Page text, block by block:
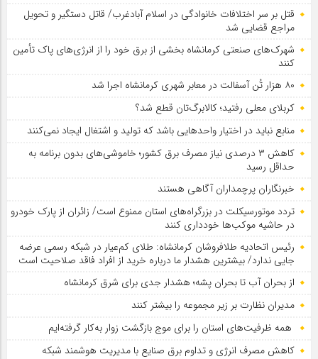
قتل بر سر اختلافات خانوادگی در اسلام آبادغرب/ قاتل دستگیر و تحویل
مراجع قضایی شد
شهرک‌های صنعتی کرمانشاه بخشی از برق خود را از انرژی‌های پاک تأمین
کنند
۸۰ هزار تُن آسفالت در معابر شهری کرمانشاه اجرا شد
کربلای معلی رفتید؛ کالابرگ‌تان قطع شد؟
منابع نباید در اختیار واحدهایی باشد که تولید و اشتغال ایجاد نمی‌کنند
کاهش ۳ درصدی نیاز مصرف برق کشور؛ خاموشی‌های بدون برنامه به
حداقل رسید
خبرنگاران پرچمداران آگاهی هستند
تردد موتورسیکلت در بزرگراه‌های استان ممنوع است/ زائران از پارک خودرو
در حاشیه موکب‌ها خودداری کنند
رئیس اتحادیه طلافروشان کرمانشاه: طلای کم‌عیار در شبکه رسمی عرضه
جایی ندارد/ بیشترین هشدار ما درباره خرید از افراد فاقد صلاحیت است
از بحران آب تا بحران پشه؛ هشدار جدی برای شرق کرمانشاه
مدیران نظارت بر زیر مجموعه را بیشتر کنند
همه ظرفیت‌های استان را برای موج بازگشت زوار به‌کار گرفته‌ایم
کاهش مصرف انرژی و تداوم برق صنایع با مدیریت هوشمند شبکه